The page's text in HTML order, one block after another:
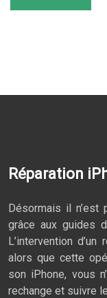
Réparation
Désormais il n’est
grâce aux guides
L’intervention
alors que cette
son iPhone, vous
rechange et suivre